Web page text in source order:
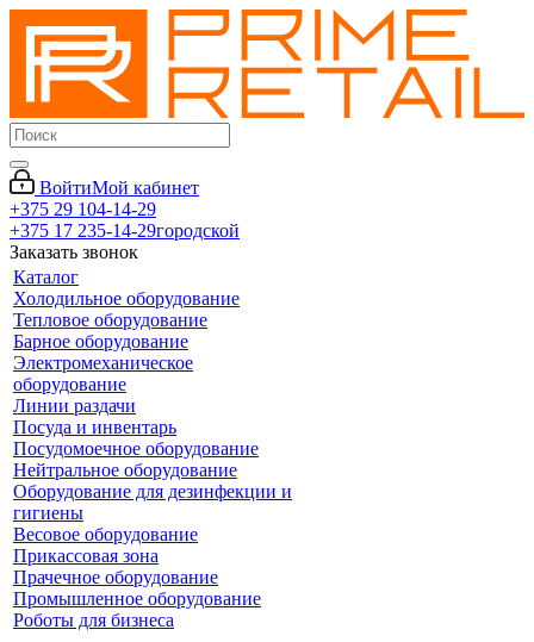
ВойтиМой кабинет
+375 29 104-14-29
+375 17 235-14-29городской
Заказать звонок
Каталог
Холодильное оборудование
Тепловое оборудование
Барное оборудование
Электромеханическое
оборудование
Линии раздачи
Посуда и инвентарь
Посудомоечное оборудование
Нейтральное оборудование
Оборудование для дезинфекции и
гигиены
Весовое оборудование
Прикассовая зона
Прачечное оборудование
Промышленное оборудование
Роботы для бизнеса